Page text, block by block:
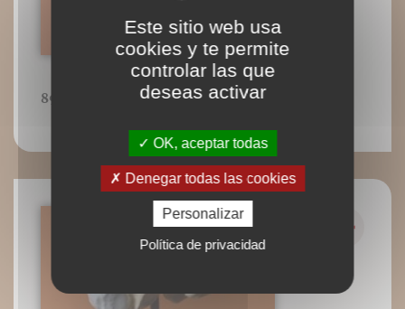
89
Este sitio web usa
cookies y te permite
controlar las que
deseas activar
OK, aceptar todas
Denegar todas las cookies
Personalizar
Política de privacidad